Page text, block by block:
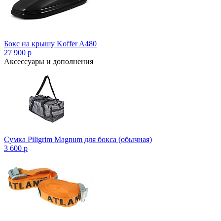
Бокс на крышу Koffer A480
27 900 p
Аксессуары и дополнения
Сумка Piligrim Magnum для бокса (обычная)
3 600 p